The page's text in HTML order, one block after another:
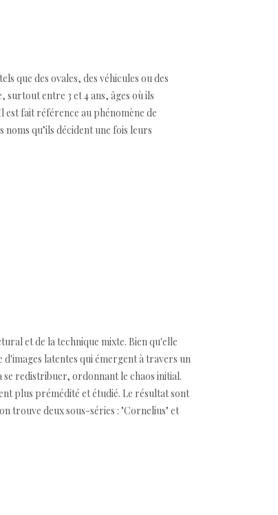
que des ovales, des véhicules ou des
entre 3 et 4 ans, âges où ils
est fait référence au phénomène de
qu’ils décident une fois leurs
et de la technique mixte. Bien qu'elle
latentes qui émergent à travers un
redistribuer, ordonnant le chaos initial.
plus prémédité et étudié. Le résultat sont
trouve deux sous-séries : "Cornelius" et